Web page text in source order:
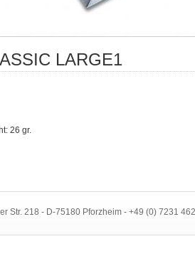
LARGE1
26 gr.
Str. 218 - D-75180 Pforzheim - +49 (0) 7231